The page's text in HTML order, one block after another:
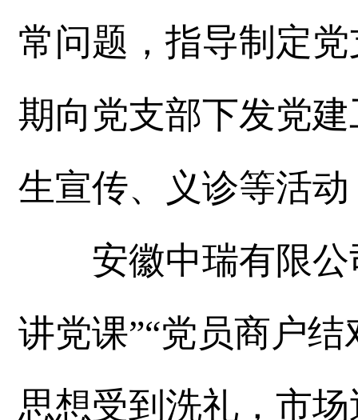
常问题，指导制定
期向党支部下发党
生宣传、义诊等活
安徽中瑞有限公
讲党课”“党员商户
思想受到洗礼，市